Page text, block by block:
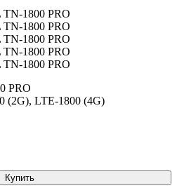
PRO
(2G), LTE-1800 (4G)
Купить